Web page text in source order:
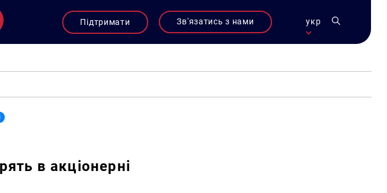
Підтримати Зв'язатись з нами укр
в акціонерні